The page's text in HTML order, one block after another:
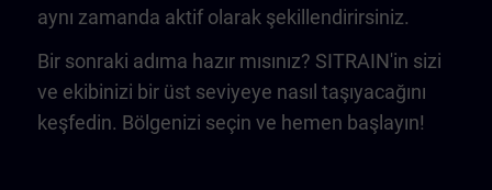
aynı zamanda aktif olarak şekillendirirsiniz.
Bir sonraki adıma hazır mısınız? SITRAIN'in sizi
ve ekibinizi bir üst seviyeye nasıl taşıyacağını
keşfedin. Bölgenizi seçin ve hemen başlayın!